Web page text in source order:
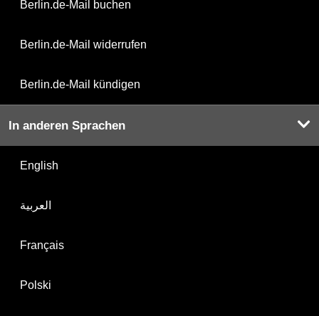
Berlin.de-Mail buchen
Berlin.de-Mail widerrufen
Berlin.de-Mail kündigen
In anderen Sprachen
English
العربية
Français
Polski